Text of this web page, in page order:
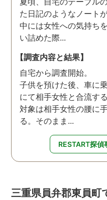
た日記のようなノートが
中には女性への気持ち
い詰めた際...
【調査内容と結果】
自宅から調査開始。
子供を預けた後、車に
にて相手女性と合流する
対象は相手女性の腰に
る。そのまま...
RESTART探
三重県員弁郡東員町